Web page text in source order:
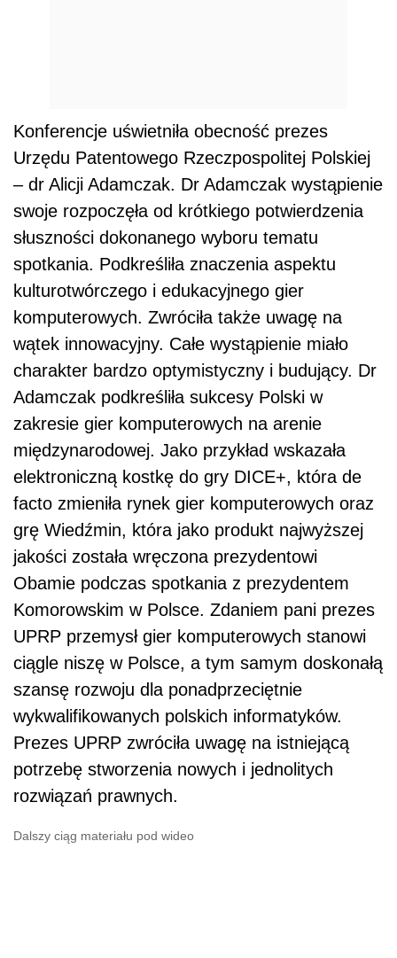
Konferencje uświetniła obecność prezes
Urzędu Patentowego Rzeczpospolitej Polskiej
– dr Alicji Adamczak. Dr Adamczak wystąpienie
swoje rozpoczęła od krótkiego potwierdzenia
słuszności dokonanego wyboru tematu
spotkania. Podkreśliła znaczenia aspektu
kulturotwórczego i edukacyjnego gier
komputerowych. Zwróciła także uwagę na
wątek innowacyjny. Całe wystąpienie miało
charakter bardzo optymistyczny i budujący. Dr
Adamczak podkreśliła sukcesy Polski w
zakresie gier komputerowych na arenie
międzynarodowej. Jako przykład wskazała
elektroniczną kostkę do gry DICE+, która de
facto zmieniła rynek gier komputerowych oraz
grę Wiedźmin, która jako produkt najwyższej
jakości została wręczona prezydentowi
Obamie podczas spotkania z prezydentem
Komorowskim w Polsce. Zdaniem pani prezes
UPRP przemysł gier komputerowych stanowi
ciągle niszę w Polsce, a tym samym doskonałą
szansę rozwoju dla ponadprzeciętnie
wykwalifikowanych polskich informatyków.
Prezes UPRP zwróciła uwagę na istniejącą
potrzebę stworzenia nowych i jednolitych
rozwiązań prawnych.
Dalszy ciąg materiału pod wideo